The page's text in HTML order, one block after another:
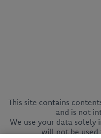
This site contains
and is not
We use your data solely
will not be used
CEDC International
ul. Kowanowska 48
64-600 Oborniki